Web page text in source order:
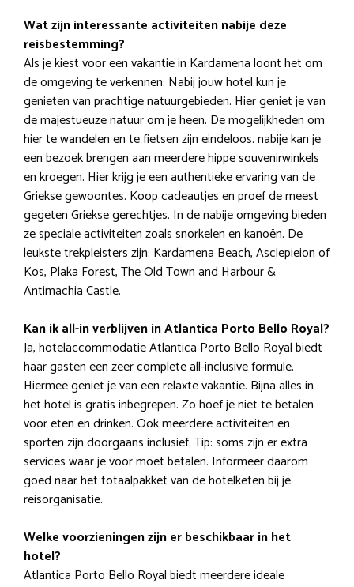
Wat zijn interessante activiteiten nabije deze
reisbestemming?
Als je kiest voor een vakantie in Kardamena loont het om
de omgeving te verkennen. Nabij jouw hotel kun je
genieten van prachtige natuurgebieden. Hier geniet je van
de majestueuze natuur om je heen. De mogelijkheden om
hier te wandelen en te fietsen zijn eindeloos. nabije kan je
een bezoek brengen aan meerdere hippe souvenirwinkels
en kroegen. Hier krijg je een authentieke ervaring van de
Griekse gewoontes. Koop cadeautjes en proef de meest
gegeten Griekse gerechtjes. In de nabije omgeving bieden
ze speciale activiteiten zoals snorkelen en kanoën. De
leukste trekpleisters zijn: Kardamena Beach, Asclepieion of
Kos, Plaka Forest, The Old Town and Harbour &
Antimachia Castle.
Kan ik all-in verblijven in Atlantica Porto Bello Royal?
Ja, hotelaccommodatie Atlantica Porto Bello Royal biedt
haar gasten een zeer complete all-inclusive formule.
Hiermee geniet je van een relaxte vakantie. Bijna alles in
het hotel is gratis inbegrepen. Zo hoef je niet te betalen
voor eten en drinken. Ook meerdere activiteiten en
sporten zijn doorgaans inclusief. Tip: soms zijn er extra
services waar je voor moet betalen. Informeer daarom
goed naar het totaalpakket van de hotelketen bij je
reisorganisatie.
Welke voorzieningen zijn er beschikbaar in het
hotel?
Atlantica Porto Bello Royal biedt meerdere ideale